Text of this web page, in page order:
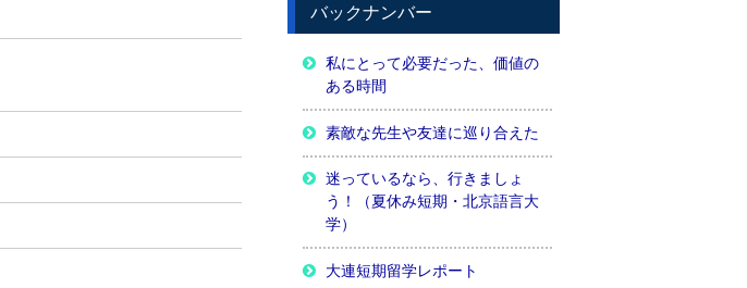
バックナンバー
私にとって必要だった、価値の
ある時間
素敵な先生や友達に巡り合えた
迷っているなら、行きましょ
う！（夏休み短期・北京語言大
学）
大連短期留学レポート